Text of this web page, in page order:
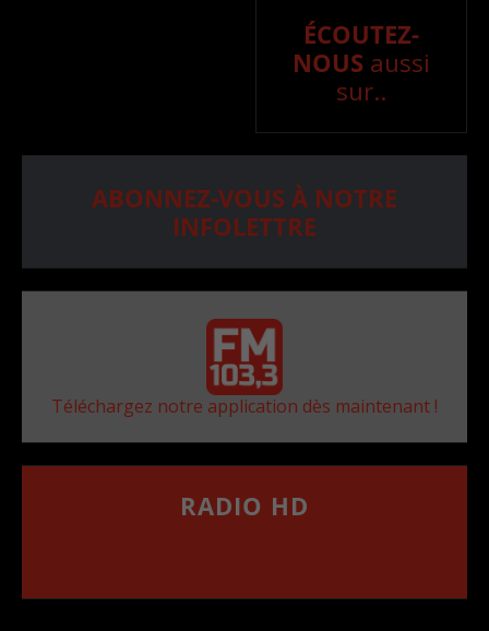
ÉCOUTEZ-
NOUS aussi
sur..
ABONNEZ-VOUS À NOTRE
INFOLETTRE
Téléchargez notre application dès maintenant !
RADIO HD